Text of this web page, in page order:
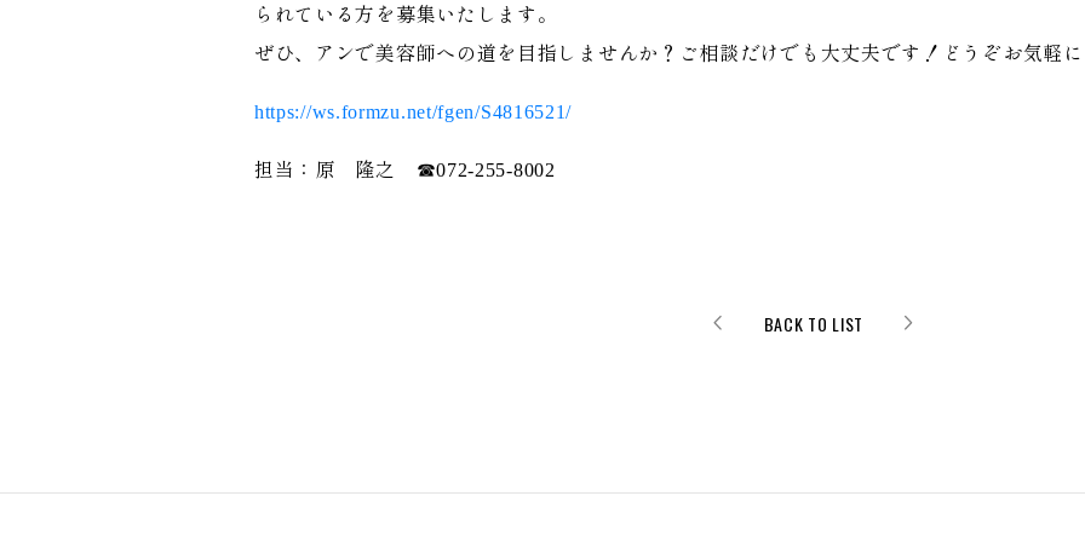
られている方を募集いたします。
ぜひ、アンで美容師への道を目指しませんか？ご相談だけでも大丈夫です！どうぞお気軽に
https://ws.formzu.net/fgen/S4816521/
担当：原 隆之 ☎072-255-8002
BACK TO LIST